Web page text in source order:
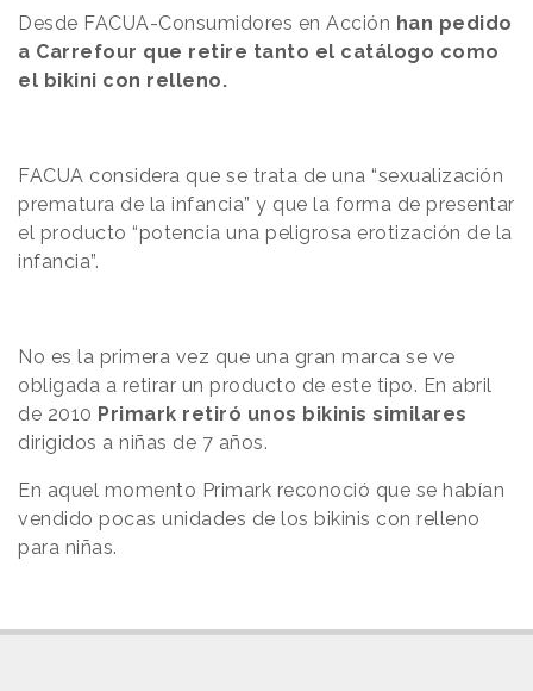
Desde FACUA-Consumidores en Acción han pedido
a Carrefour que retire tanto el catálogo como
el bikini con relleno.
FACUA considera que se trata de una “sexualización
prematura de la infancia” y que la forma de presentar
el producto “potencia una peligrosa erotización de la
infancia”.
No es la primera vez que una gran marca se ve
obligada a retirar un producto de este tipo. En abril
de 2010 Primark retiró unos bikinis similares
dirigidos a niñas de 7 años.
En aquel momento Primark reconoció que se habían
vendido pocas unidades de los bikinis con relleno
para niñas.